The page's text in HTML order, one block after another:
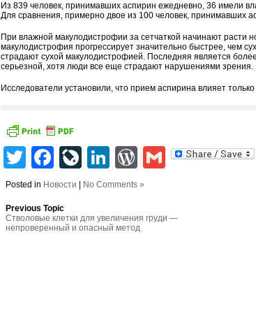
Из 839 человек, принимавших аспирин ежедневно, 36 имели
Для сравнения, примерно двое из 100 человек, принимавших
При влажной макулодистрофии за сетчаткой начинают расти
макулодистрофия прогрессирует значительно быстрее, чем
страдают сухой макулодистрофией. Последняя является
серьезной, хотя люди все еще страдают нарушениями зрения.
Исследователи установили, что прием аспирина влияет
TwitterFacebook
LiveJournal
LinkedIn
WordPress
Gmail
Posted in Новости No Comments »
Previous Topic
Стволовые клетки для увеличения груди —
непроверенный и опасный метод